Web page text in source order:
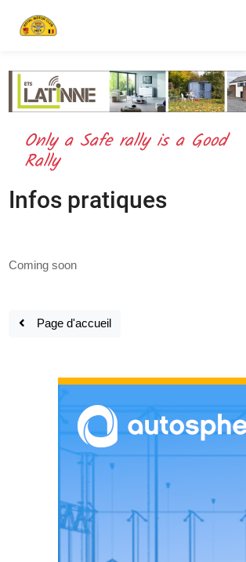
Only a Safe rally is a Good
Rally
OUR mission – your safety –
your live
Infos pratiques
Coming soon
Page d'accueil